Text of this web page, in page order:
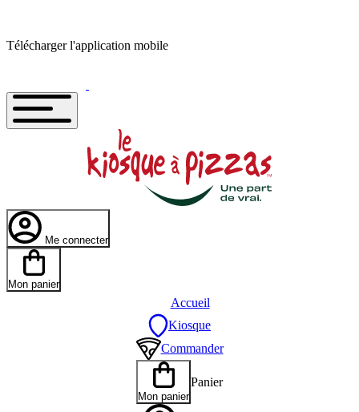
Télécharger l'application mobile
Me connecter
Mon panier
Accueil
Kiosque
Commander
Mon panier
Panier